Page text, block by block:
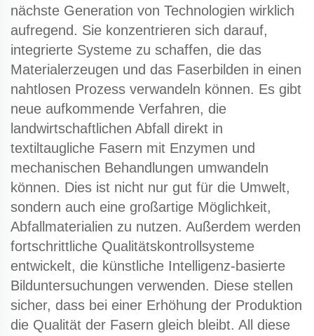
nächste Generation von Technologien wirklich
aufregend. Sie konzentrieren sich darauf,
integrierte Systeme zu schaffen, die das
Materialerzeugen und das Faserbilden in einen
nahtlosen Prozess verwandeln können. Es gibt
neue aufkommende Verfahren, die
landwirtschaftlichen Abfall direkt in
textiltaugliche Fasern mit Enzymen und
mechanischen Behandlungen umwandeln
können. Dies ist nicht nur gut für die Umwelt,
sondern auch eine großartige Möglichkeit,
Abfallmaterialien zu nutzen. Außerdem werden
fortschrittliche Qualitätskontrollsysteme
entwickelt, die künstliche Intelligenz-basierte
Bilduntersuchungen verwenden. Diese stellen
sicher, dass bei einer Erhöhung der Produktion
die Qualität der Fasern gleich bleibt. All diese